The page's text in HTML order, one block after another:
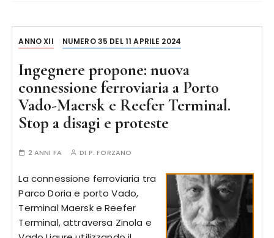
ANNO XII NUMERO 35 DEL 11 APRILE 2024
Ingegnere propone: nuova
connessione ferroviaria a Porto
Vado-Maersk e Reefer Terminal.
Stop a disagi e proteste
2 ANNI FA DI P. FORZANO
La connessione ferroviaria tra
Parco Doria e porto Vado,
Terminal Maersk e Reefer
Terminal, attraversa Zinola e